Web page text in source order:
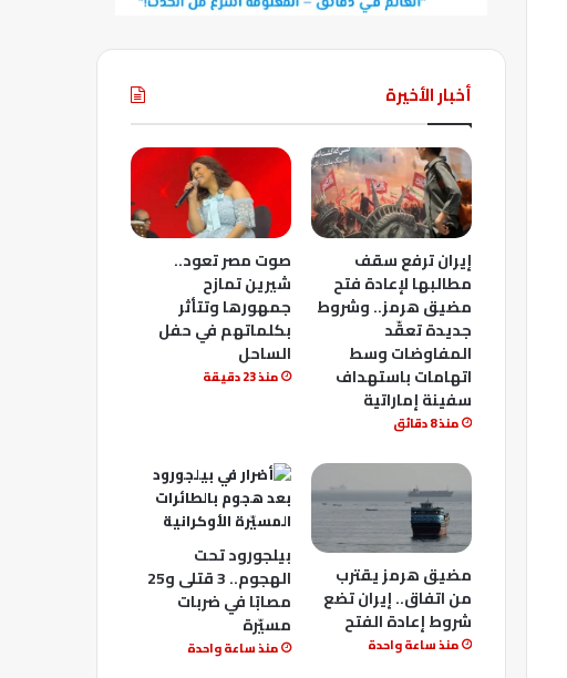
أخبار الأخيرة
إيران ترفع سقف
مطالبها لإعادة فتح
مضيق هرمز.. وشروط
جديدة تعقّد
المفاوضات وسط
اتهامات باستهداف
سفينة إماراتية
منذ 8 دقائق
صوت مصر تعود..
شيرين تمازح
جمهورها وتتأثر
بكلماتهم في حفل
الساحل
منذ 23 دقيقة
مضيق هرمز يقترب
من اتفاق.. إيران تضع
شروط إعادة الفتح
منذ ساعة واحدة
بيلجورود تحت
الهجوم.. 3 قتلى و25
مصابًا في ضربات
مسيّرة
منذ ساعة واحدة